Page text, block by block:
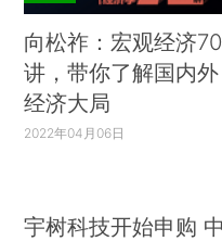
向松祚：宏观经济70
讲，带你了解国内外
经济大局
2022年04月06日
宇树科技开始申购